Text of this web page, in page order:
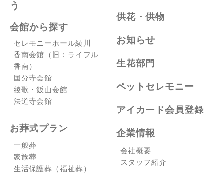
う
会館から探す
セレモニーホール綾川
香南会館（旧：ライフル
香南）
国分寺会館
綾歌・飯山会館
法道寺会館
お葬式プラン
一般葬
家族葬
生活保護葬（福祉葬）
供花・供物
お知らせ
生花部門
ペットセレモニー
アイカード会員登録
企業情報
会社概要
スタッフ紹介